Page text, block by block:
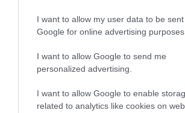
I want to allow my user data to be
Google for online advertising purposes.
I want to allow Google to send me
personalized advertising.
I want to allow Google to enable
related to analytics like cookies on
2026-08-07